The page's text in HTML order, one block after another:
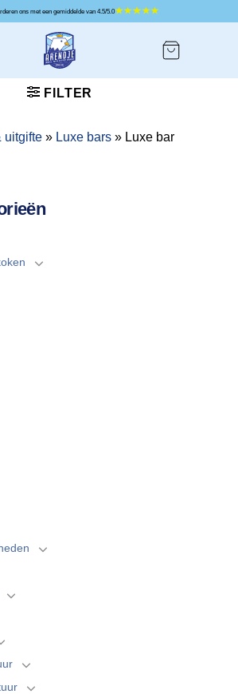
klanten waarderen ons met een gemiddelde van 4.5/5.0
FILTER
uitgifte » Luxe bars » Luxe bar